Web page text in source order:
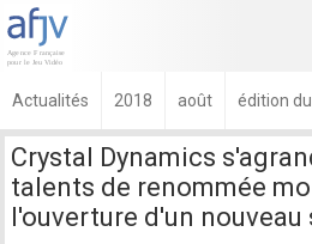
Actualités 2018 août édition
Crystal Dynamics
talents de renommée
l'ouverture d'un nouveau